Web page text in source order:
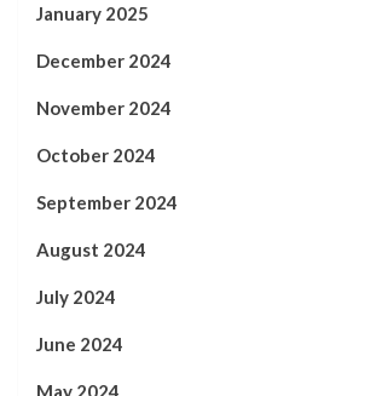
January 2025
December 2024
November 2024
October 2024
September 2024
August 2024
July 2024
June 2024
May 2024